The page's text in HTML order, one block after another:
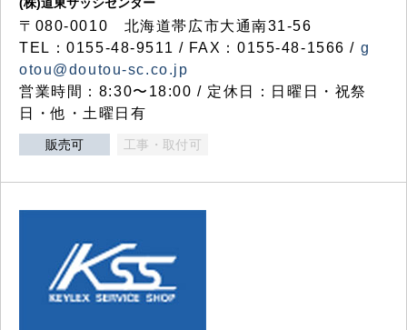
〒080-0010 北海道帯広市大通南31-56
TEL：0155-48-9511 / FAX：0155-48-1566 / g
otou@doutou-sc.co.jp
営業時間：8:30〜18:00 / 定休日：日曜日・祝祭
日・他・土曜日有
販売可 工事・取付可